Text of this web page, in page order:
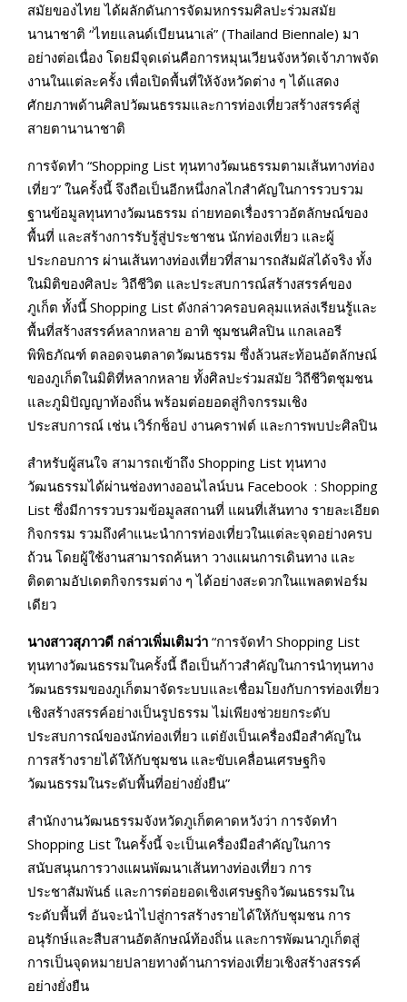
สมัยของไทย ได้ผลักดันการจัดมหกรรมศิลปะร่วมสมัย
นานาชาติ “ไทยแลนด์เบียนนาเล่” (Thailand Biennale) มา
อย่างต่อเนื่อง โดยมีจุดเด่นคือการหมุนเวียนจังหวัดเจ้าภาพจัด
งานในแต่ละครั้ง เพื่อเปิดพื้นที่ให้จังหวัดต่าง ๆ ได้แสดง
ศักยภาพด้านศิลปวัฒนธรรมและการท่องเที่ยวสร้างสรรค์สู่
สายตานานาชาติ
การจัดทำ “Shopping List ทุนทางวัฒนธรรมตามเส้นทางท่อง
เที่ยว” ในครั้งนี้ จึงถือเป็นอีกหนึ่งกลไกสำคัญในการรวบรวม
ฐานข้อมูลทุนทางวัฒนธรรม ถ่ายทอดเรื่องราวอัตลักษณ์ของ
พื้นที่ และสร้างการรับรู้สู่ประชาชน นักท่องเที่ยว และผู้
ประกอบการ ผ่านเส้นทางท่องเที่ยวที่สามารถสัมผัสได้จริง ทั้ง
ในมิติของศิลปะ วิถีชีวิต และประสบการณ์สร้างสรรค์ของ
ภูเก็ต ทั้งนี้ Shopping List ดังกล่าวครอบคลุมแหล่งเรียนรู้และ
พื้นที่สร้างสรรค์หลากหลาย อาทิ ชุมชนศิลปิน แกลเลอรี
พิพิธภัณฑ์ ตลอดจนตลาดวัฒนธรรม ซึ่งล้วนสะท้อนอัตลักษณ์
ของภูเก็ตในมิติที่หลากหลาย ทั้งศิลปะร่วมสมัย วิถีชีวิตชุมชน
และภูมิปัญญาท้องถิ่น พร้อมต่อยอดสู่กิจกรรมเชิง
ประสบการณ์ เช่น เวิร์กช็อป งานคราฟต์ และการพบปะศิลปิน
สำหรับผู้สนใจ สามารถเข้าถึง Shopping List ทุนทาง
วัฒนธรรมได้ผ่านช่องทางออนไลน์บน Facebook : Shopping
List ซึ่งมีการรวบรวมข้อมูลสถานที่ แผนที่เส้นทาง รายละเอียด
กิจกรรม รวมถึงคำแนะนำการท่องเที่ยวในแต่ละจุดอย่างครบ
ถ้วน โดยผู้ใช้งานสามารถค้นหา วางแผนการเดินทาง และ
ติดตามอัปเดตกิจกรรมต่าง ๆ ได้อย่างสะดวกในแพลตฟอร์ม
เดียว
นางสาวสุภาวดี กล่าวเพิ่มเติมว่า “การจัดทำ Shopping List
ทุนทางวัฒนธรรมในครั้งนี้ ถือเป็นก้าวสำคัญในการนำทุนทาง
วัฒนธรรมของภูเก็ตมาจัดระบบและเชื่อมโยงกับการท่องเที่ยว
เชิงสร้างสรรค์อย่างเป็นรูปธรรม ไม่เพียงช่วยยกระดับ
ประสบการณ์ของนักท่องเที่ยว แต่ยังเป็นเครื่องมือสำคัญใน
การสร้างรายได้ให้กับชุมชน และขับเคลื่อนเศรษฐกิจ
วัฒนธรรมในระดับพื้นที่อย่างยั่งยืน”
สำนักงานวัฒนธรรมจังหวัดภูเก็ตคาดหวังว่า การจัดทำ
Shopping List ในครั้งนี้ จะเป็นเครื่องมือสำคัญในการ
สนับสนุนการวางแผนพัฒนาเส้นทางท่องเที่ยว การ
ประชาสัมพันธ์ และการต่อยอดเชิงเศรษฐกิจวัฒนธรรมใน
ระดับพื้นที่ อันจะนำไปสู่การสร้างรายได้ให้กับชุมชน การ
อนุรักษ์และสืบสานอัตลักษณ์ท้องถิ่น และการพัฒนาภูเก็ตสู่
การเป็นจุดหมายปลายทางด้านการท่องเที่ยวเชิงสร้างสรรค์
อย่างยั่งยืน